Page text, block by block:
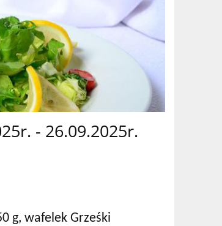
- 26.09.2025r.
g, wafelek Grześki